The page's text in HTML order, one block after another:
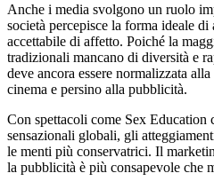
Anche i media svolgono un ruolo
società percepisce la forma ideale
accettabile di affetto. Poiché la
tradizionali mancano di diversità e
deve ancora essere normalizzata
cinema e persino alla pubblicità.
Con spettacoli come Sex Education
sensazionali globali, gli
le menti più conservatrici. Il
la pubblicità è più consapevole che